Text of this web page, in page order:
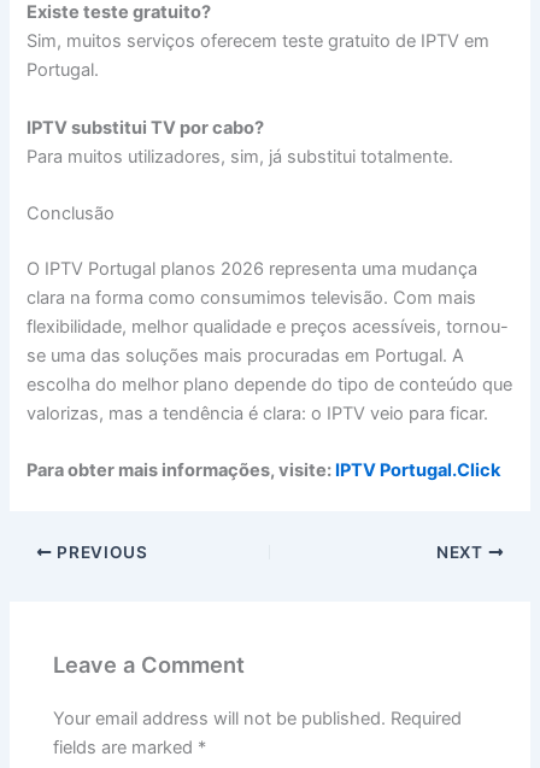
Existe teste gratuito?
Sim, muitos serviços oferecem teste gratuito de IPTV em
Portugal.
IPTV substitui TV por cabo?
Para muitos utilizadores, sim, já substitui totalmente.
Conclusão
O IPTV Portugal planos 2026 representa uma mudança
clara na forma como consumimos televisão. Com mais
flexibilidade, melhor qualidade e preços acessíveis, tornou-
se uma das soluções mais procuradas em Portugal. A
escolha do melhor plano depende do tipo de conteúdo que
valorizas, mas a tendência é clara: o IPTV veio para ficar.
Para obter mais informações, visite: IPTV Portugal.Click
PREVIOUS NEXT
Leave a Comment
Your email address will not be published. Required
fields are marked *